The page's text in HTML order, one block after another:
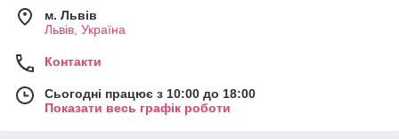
м. Львів
Львів, Україна
Контакти
Сьогодні працює з 10:00 до 18:00
Показати весь графік роботи